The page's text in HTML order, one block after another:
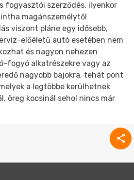
fogyasztói szerződés, ilyenkor
magánszemélytől
viszont pláne egy idősebb,
előéletű autó esetében nem
és nagyon nehezen
fogyó alkatrészekre vagy az
nagyobb bajokra, tehát pont
a legtöbbe kerülhetnek
öreg kocsinál sehol nincs már